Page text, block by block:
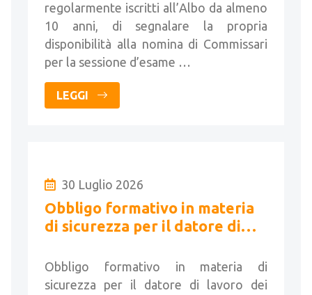
regolarmente iscritti all’Albo da almeno
10 anni, di segnalare la propria
disponibilità alla nomina di Commissari
per la sessione d’esame …
LEGGI
30 Luglio 2026
Obbligo formativo in materia
di sicurezza per il datore di
Geometri
Obbligo formativo in materia di
sicurezza per il datore di lavoro dei